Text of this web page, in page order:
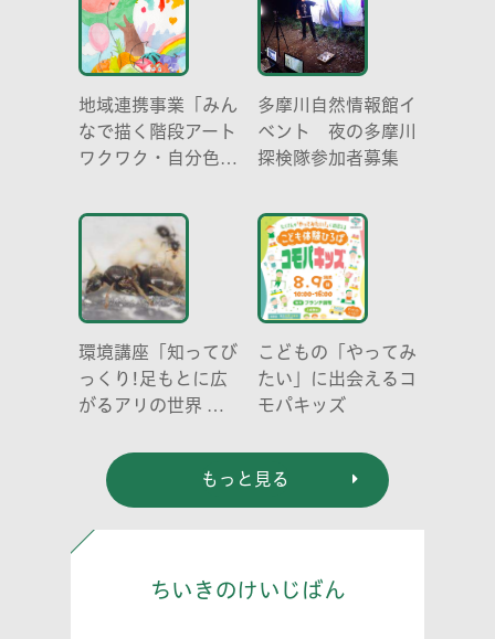
地域連携事業「みん
なで描く階段アート
ワクワク・自分色の
多摩川自然情報館イ
ベント 夜の多摩川
探検隊参加者募集
環境講座「知ってび
っくり!足もとに広
がるアリの世界 ア
成り立ち、生態系に
おける役割」
こどもの「やってみ
たい」に出会えるコ
モパキッズ
もっと見る
ちいきのけいじばん